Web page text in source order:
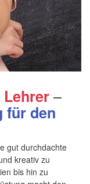
–
für den
gut durchdachte
kreativ zu
bis hin zu